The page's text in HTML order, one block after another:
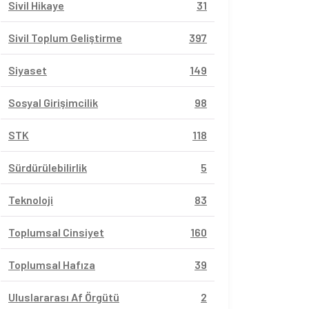
Sivil Hikaye 31
Sivil Toplum Geliştirme 397
Siyaset 149
Sosyal Girişimcilik 98
STK 118
Sürdürülebilirlik 5
Teknoloji 83
Toplumsal Cinsiyet 160
Toplumsal Hafıza 39
Uluslararası Af Örgütü 2